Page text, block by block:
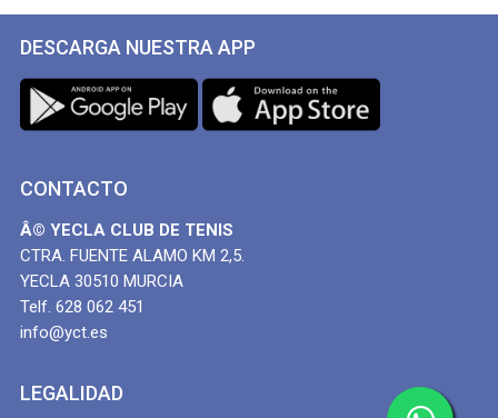
DESCARGA NUESTRA APP
CONTACTO
Â© YECLA CLUB DE TENIS
CTRA. FUENTE ALAMO KM 2,5.
YECLA 30510 MURCIA
Telf. 628 062 451
info@yct.es
LEGALIDAD